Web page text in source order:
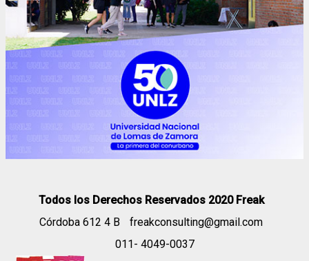
Todos los Derechos Reservados 2020 Freak
Córdoba 612 4 B
freakconsulting@gmail.com
011- 4049-0037